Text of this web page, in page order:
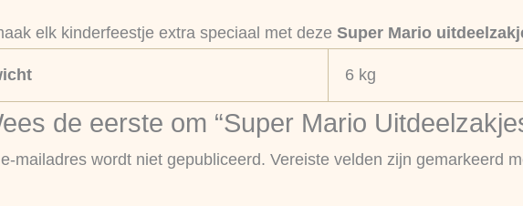
elk kinderfeestje extra speciaal met deze Super Mario
6 kg
de eerste om “Super Mario
mailadres wordt niet gepubliceerd. Vereiste velden zijn gemarkeerd